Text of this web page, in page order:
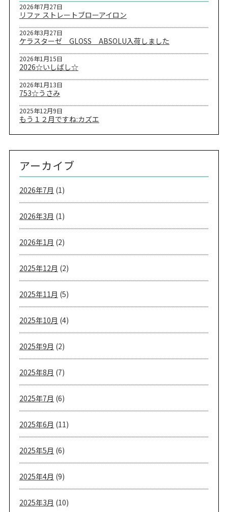
リファ ストレートブローアイロン
2026年7月27日
ケラスターゼ GLOSS ABSOLU入荷しました
2026年3月27日
2026☆いしばし☆
2026年1月15日
753☆うさみ
2026年1月13日
もう１２月ですね:カズエ
2025年12月9日
アーカイブ
2026年7月 (1)
2026年3月 (1)
2026年1月 (2)
2025年12月 (2)
2025年11月 (5)
2025年10月 (4)
2025年9月 (2)
2025年8月 (7)
2025年7月 (6)
2025年6月 (11)
2025年5月 (6)
2025年4月 (9)
2025年3月 (10)